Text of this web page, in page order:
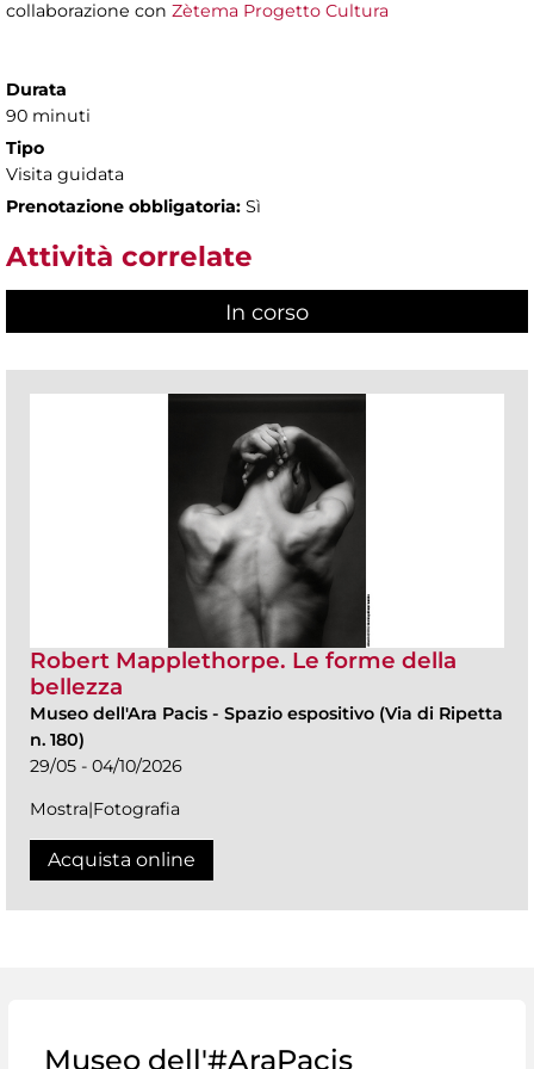
collaborazione con Zètema Progetto Cultura
Durata
90 minuti
Tipo
Visita guidata
Prenotazione obbligatoria: Sì
Attività correlate
In corso
Robert Mapplethorpe. Le forme della
bellezza
Museo dell'Ara Pacis - Spazio espositivo (Via di Ripetta
n. 180)
29/05 - 04/10/2026
Mostra|Fotografia
Acquista online
Museo dell'#AraPacis